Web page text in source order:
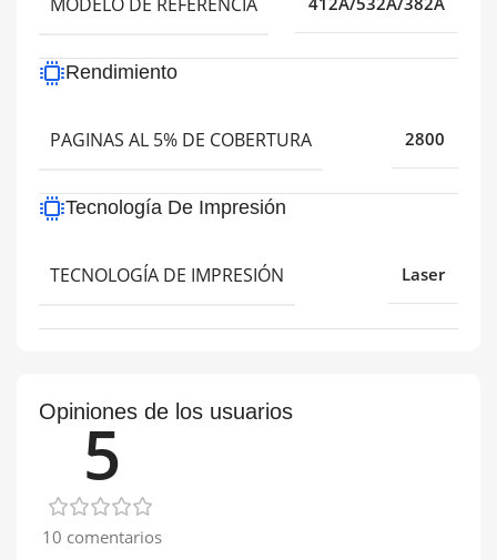
Rendimiento
PAGINAS AL 5% DE COBERTURA 2800
Tecnología De Impresión
TECNOLOGÍA DE IMPRESIÓN Laser
Opiniones de los usuarios
5
10 comentarios